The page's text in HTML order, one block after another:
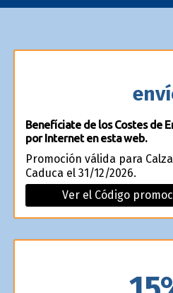
Benefíciate de los Costes de
por Internet en esta web.
Promoción válida para
Caduca el 31/12/2026.
Ver el Código